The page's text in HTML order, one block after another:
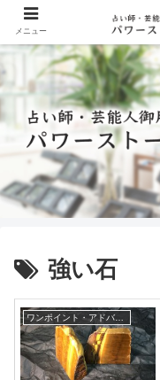
強い石
ワンポイント・アドバイス
メニュー